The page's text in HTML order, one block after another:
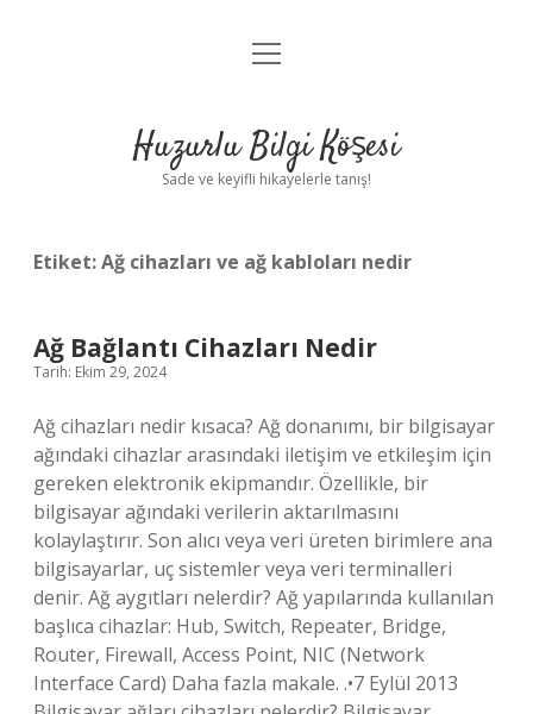
Anasayfa
Yasal Uyarı
menüyü
Huzurlu Bilgi Köşesi
Sade ve keyifli hikayelerle tanış!
Etiket:Ağ cihazları ve ağ kabloları nedir
Ağ Bağlantı Cihazları Nedir
Tarih: Ekim 29, 2024
Ağ cihazları nedir kısaca? Ağ donanımı, bir bilgisayar
ağındaki cihazlar arasındaki iletişim ve etkileşim için
gereken elektronik ekipmandır. Özellikle, bir
bilgisayar ağındaki verilerin aktarılmasını
kolaylaştırır. Son alıcı veya veri üreten birimlere ana
bilgisayarlar, uç sistemler veya veri terminalleri
denir. Ağ aygıtları nelerdir? Ağ yapılarında kullanılan
başlıca cihazlar: Hub, Switch, Repeater, Bridge,
Router, Firewall, Access Point, NIC (Network
Interface Card) Daha fazla makale. .•7 Eylül 2013